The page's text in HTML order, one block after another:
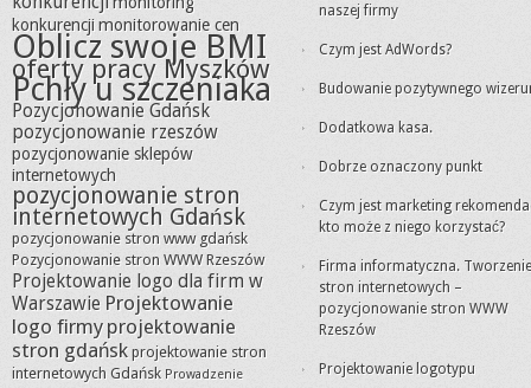
konkurencjimonitorowanie cen
Oblicz swoje BMI
oferty pracy Myszków
Pchły u szczeniaka
Pozycjonowanie Gdańsk
pozycjonowanie rzeszów
pozycjonowanie sklepów
internetowych
pozycjonowanie stron
internetowych Gdańsk
pozycjonowanie stron www gdańsk
Pozycjonowanie stron WWW Rzeszów
Projektowanie logo dla firm w
Warszawie Projektowanie
logo firmy projektowanie
stron gdańsk projektowanie stron
internetowych Gdańsk Prowadzenie
naszej firmy
Czym jest AdWords?
Budowanie pozytywnego
Dodatkowa kasa.
Dobrze oznaczony punkt
Czym jest marketing
kto może z niego korzystać?
Firma informatyczna. Tworzenie
stron internetowych –
pozycjonowanie stron WWW
Rzeszów
Projektowanie logotypu